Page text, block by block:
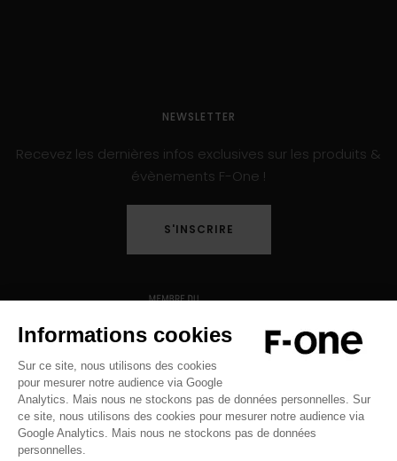
NEWSLETTER
Recevez les dernières infos exclusives sur les produits &
évènements F-One !
S'INSCRIRE